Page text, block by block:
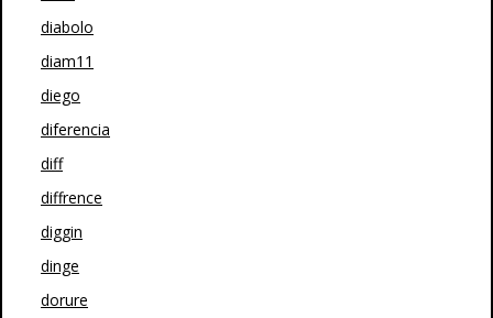
diabolo
diam11
diego
diferencia
diff
diffrence
diggin
dinge
dorure